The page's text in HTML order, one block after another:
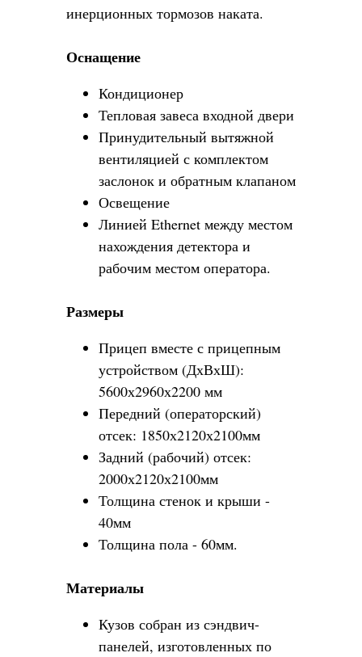
инерционных тормозов наката.
Оснащение
Кондиционер
Тепловая завеса входной двери
Принудительный вытяжной
вентиляцией с комплектом
заслонок и обратным клапаном
Освещение
Линией Ethernet между местом
нахождения детектора и
рабочим местом оператора.
Размеры
Прицеп вместе с прицепным
устройством (ДхВхШ):
5600х2960х2200 мм
Передний (операторский)
отсек: 1850х2120х2100мм
Задний (рабочий) отсек:
2000х2120х2100мм
Толщина стенок и крыши -
40мм
Толщина пола - 60мм.
Материалы
Кузов собран из сэндвич-
панелей, изготовленных по